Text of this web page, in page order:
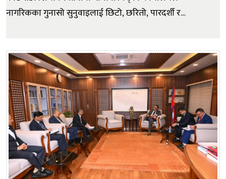
नागरिकका गुनासो सुनुवाइलाई छिटो, छरितो, पारदर्शी र
गर्ने तयारी गरेको छ । त्यसका लागि विस्तृत अवधारणापत्र र कार...